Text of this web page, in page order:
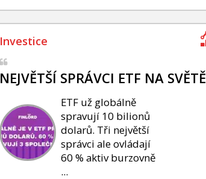
NEJVĚTŠÍ SPRÁVCI ETF NA SVĚTĚ
ETF už globálně
spravují 10 bilionů
dolarů. Tři největší
správci ale ovládají
60 % aktiv burzovně
...